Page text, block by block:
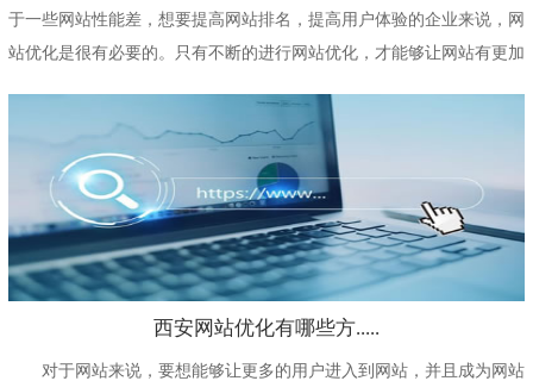
于一些网站性能差，想要提高网站排名，提高用户体验的企业来说，网
站优化是很有必要的。只有不断的进行网站优化，才能够让网站有更加
西安网站优化有哪些方.....
对于网站来说，要想能够让更多的用户进入到网站，并且成为网站